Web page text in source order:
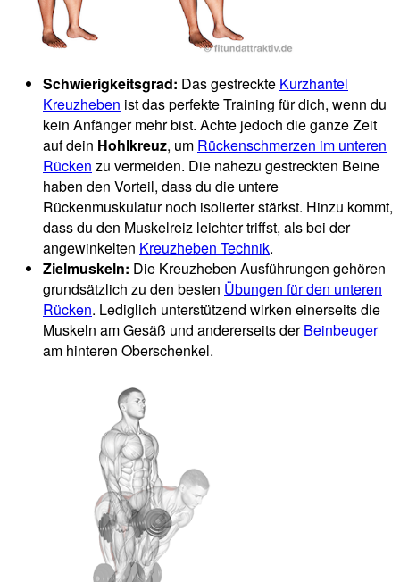
Schwierigkeitsgrad: Das gestreckte Kurzhantel
Kreuzheben ist das perfekte Training für dich, wenn du
kein Anfänger mehr bist. Achte jedoch die ganze Zeit
auf dein Hohlkreuz, um Rückenschmerzen im unteren
Rücken zu vermeiden. Die nahezu gestreckten Beine
haben den Vorteil, dass du die untere
Rückenmuskulatur noch isolierter stärkst. Hinzu kommt,
dass du den Muskelreiz leichter triffst, als bei der
angewinkelten Kreuzheben Technik.
Zielmuskeln: Die Kreuzheben Ausführungen gehören
grundsätzlich zu den besten Übungen für den unteren
Rücken. Lediglich unterstützend wirken einerseits die
Muskeln am Gesäß und andererseits derBeinbeuger
am hinteren Oberschenkel.